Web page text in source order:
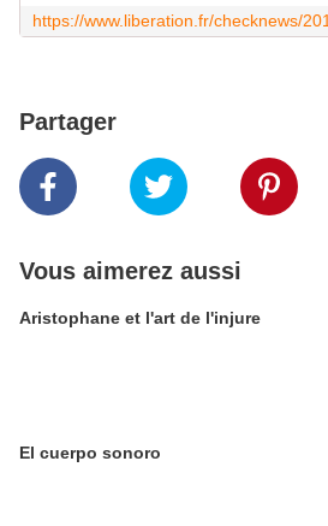
Partager
Vous aimerez aussi
Aristophane et l'art de l'injure
El cuerpo sonoro